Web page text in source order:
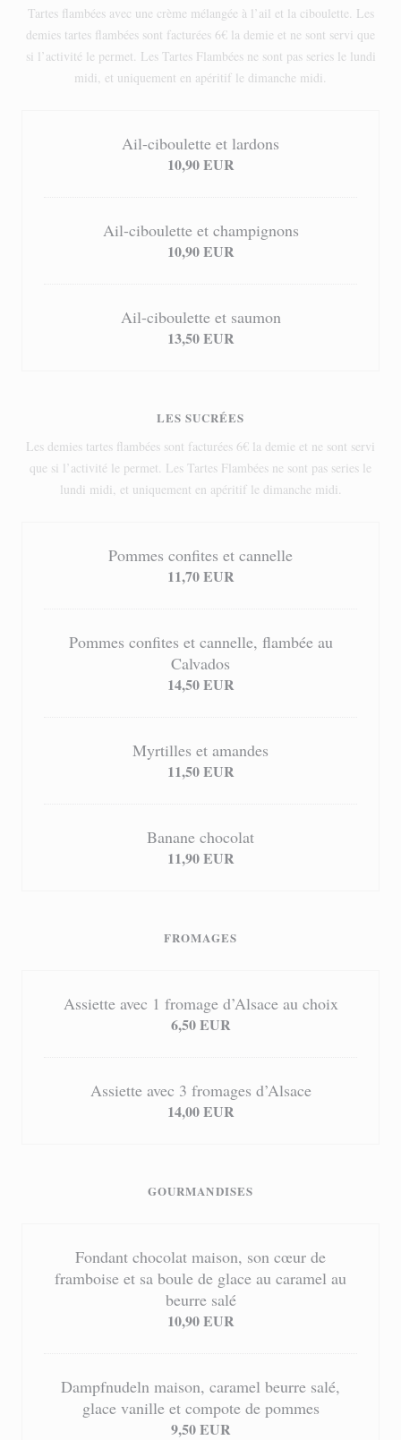
Tartes flambées avec une crème mélangée à l’ail et la ciboulette. Les
demies tartes flambées sont facturées 6€ la demie et ne sont servi que
si l’activité le permet. Les Tartes Flambées ne sont pas series le lundi
midi, et uniquement en apéritif le dimanche midi.
Ail-ciboulette et lardons
10,90 EUR
Ail-ciboulette et champignons
10,90 EUR
Ail-ciboulette et saumon
13,50 EUR
LES SUCRÉES
Les demies tartes flambées sont facturées 6€ la demie et ne sont servi
que si l’activité le permet. Les Tartes Flambées ne sont pas series le
lundi midi, et uniquement en apéritif le dimanche midi.
Pommes confites et cannelle
11,70 EUR
Pommes confites et cannelle, ﬂambée au
Calvados
14,50 EUR
Myrtilles et amandes
11,50 EUR
Banane chocolat
11,90 EUR
FROMAGES
Assiette avec 1 fromage d’Alsace au choix
6,50 EUR
Assiette avec 3 fromages d’Alsace
14,00 EUR
GOURMANDISES
Fondant chocolat maison, son cœur de
framboise et sa boule de glace au caramel au
beurre salé
10,90 EUR
Dampfnudeln maison, caramel beurre salé,
glace vanille et compote de pommes
9,50 EUR